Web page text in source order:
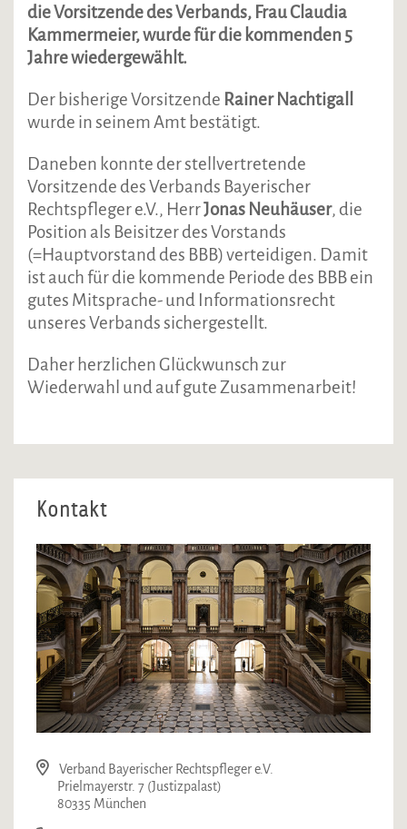
die Vorsitzende des Verbands, Frau Claudia
Kammermeier, wurde für die kommenden 5
Jahre wiedergewählt.
Der bisherige Vorsitzende Rainer Nachtigall
wurde in seinem Amt bestätigt.
Daneben konnte der stellvertretende
Vorsitzende des Verbands Bayerischer
Rechtspfleger e.V., HerrJonas Neuhäuser, die
Position als Beisitzer des Vorstands
(=Hauptvorstand des BBB) verteidigen. Damit
ist auch für die kommende Periode des BBB ein
gutes Mitsprache- und Informationsrecht
unseres Verbands sichergestellt.
Daher herzlichen Glückwunsch zur
Wiederwahl und auf gute Zusammenarbeit!
Kontakt
Verband Bayerischer Rechtspfleger e.V.
Prielmayerstr. 7 (Justizpalast)
80335 München